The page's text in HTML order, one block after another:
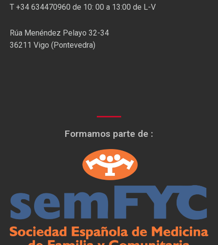
T +34 634470960 de 10: 00 a 13:00 de L-V
Rúa Menéndez Pelayo 32-34
36211 Vigo (Pontevedra)
Formamos parte de :